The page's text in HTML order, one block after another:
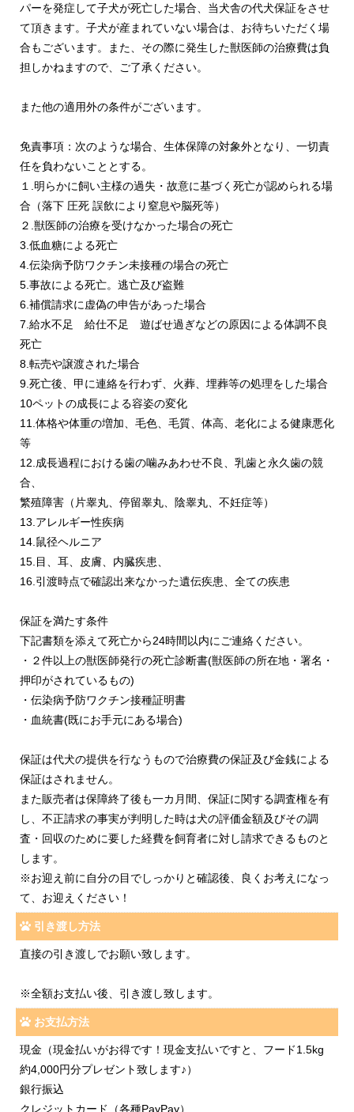
パーを発症して子犬が死亡した場合、当犬舎の代犬保証をさせ
て頂きます。子犬が産まれていない場合は、お待ちいただく場
合もございます。また、その際に発生した獣医師の治療費は負
担しかねますので、ご了承ください。
また他の適用外の条件がございます。
免責事項：次のような場合、生体保障の対象外となり、一切責
任を負わないこととする。
１.明らかに飼い主様の過失・故意に基づく死亡が認められる場
合（落下 圧死 誤飲により窒息や脳死等）
２.獣医師の治療を受けなかった場合の死亡
3.低血糖による死亡
4.伝染病予防ワクチン未接種の場合の死亡
5.事故による死亡。逃亡及び盗難
6.補償請求に虚偽の申告があった場合
7.給水不足 給仕不足 遊ばせ過ぎなどの原因による体調不良
死亡
8.転売や譲渡された場合
9.死亡後、甲に連絡を行わず、火葬、埋葬等の処理をした場合
10ペットの成長による容姿の変化
11.体格や体重の増加、毛色、毛質、体高、老化による健康悪化
等
12.成長過程における歯の噛みあわせ不良、乳歯と永久歯の競
合、
繁殖障害（片睾丸、停留睾丸、陰睾丸、不妊症等）
13.アレルギー性疾病
14.鼠径ヘルニア
15.目、耳、皮膚、内臓疾患、
16.引渡時点で確認出来なかった遺伝疾患、全ての疾患
保証を満たす条件
下記書類を添えて死亡から24時間以内にご連絡ください。
・２件以上の獣医師発行の死亡診断書(獣医師の所在地・署名・
押印がされているもの)
・伝染病予防ワクチン接種証明書
・血統書(既にお手元にある場合)
保証は代犬の提供を行なうもので治療費の保証及び金銭による
保証はされません。
また販売者は保障終了後も一カ月間、保証に関する調査権を有
し、不正請求の事実が判明した時は犬の評価金額及びその調
査・回収のために要した経費を飼育者に対し請求できるものと
します。
※お迎え前に自分の目でしっかりと確認後、良くお考えになっ
て、お迎えください！
引き渡し方法
直接の引き渡しでお願い致します。
※全額お支払い後、引き渡し致します。
お支払方法
現金（現金払いがお得です！現金支払いですと、フード1.5kg
約4,000円分プレゼント致します♪）
銀行振込
クレジットカード（各種PayPay）